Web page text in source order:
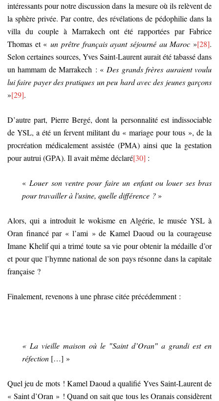
intéressants pour notre discussion dans la mesure où ils relèvent de
la sphère privée. Par contre, des révélations de pédophilie dans la
villa du couple à Marrakech ont été rapportées par Fabrice
Thomas et «un prêtre français ayant séjourné au Maroc»[28].
Selon certaines sources, Yves Saint-Laurent aurait été tabassé dans
un hammam de Marrakech : «Des grands frères auraient voulu
lui faire payer des pratiques un peu hard avec des jeunes garçons
»[29].
D’autre part, Pierre Bergé, dont la personnalité est indissociable
de YSL, a été un fervent militant du « mariage pour tous », de la
procréation médicalement assistée (PMA) ainsi que la gestation
pour autrui (GPA). Il avait même déclaré[30] :
«Louer son ventre pour faire un enfant ou louer ses bras
pour travailler à l'usine, quelle différence ?»
Alors, qui a introduit le wokisme en Algérie, le musée YSL à
Oran financé par « l’ami » de Kamel Daoud ou la courageuse
Imane Khelif qui a trimé toute sa vie pour obtenir la médaille d’or
et pour que l’hymne national de son pays résonne dans la capitale
française ?
Finalement, revenons à une phrase citée précédemment :
« La vieille maison où le ″Saint d’Oran″ a grandi est en
réfection […] »
Quel jeu de mots ! Kamel Daoud a qualifié Yves Saint-Laurent de
« Saint d’Oran » ! Quand on sait que tous les Oranais considèrent